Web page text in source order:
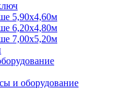
5,90х4,60м
6,20х4,80м
7,00х5,20м
и оборудование